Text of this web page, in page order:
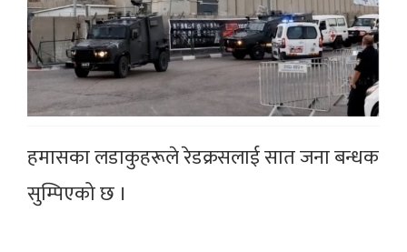
हमासका लडाकुहरूले रेडक्रसलाई सात जना बन्धक
सुम्पिएको छ ।